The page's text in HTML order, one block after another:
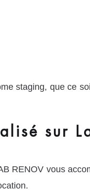
staging, que ce
sur
RENOV vous